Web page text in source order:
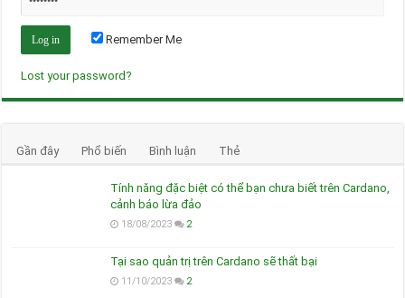
Remember Me
Lost your password?
Gần đây Phổ biến Bình luận Thẻ
Tính năng đặc biệt có thể bạn chưa biết trên Cardano,
cảnh báo lừa đảo
18/08/2023 2
Tại sao quản trị trên Cardano sẽ thất bại
11/10/2023 2